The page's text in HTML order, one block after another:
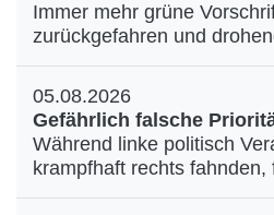
Immer mehr grüne
zurückgefahren und
05.08.2026
Gefährlich falsche
Während linke politisch
krampfhaft rechts fahnden,